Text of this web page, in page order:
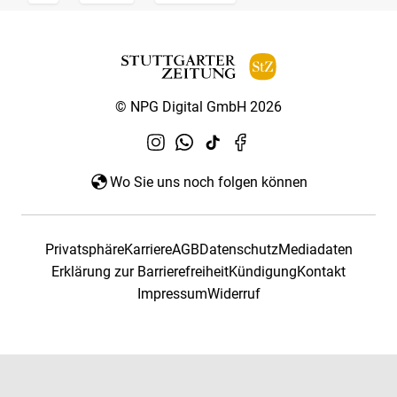
© NPG Digital GmbH 2026
Wo Sie uns noch folgen können
PrivatsphäreKarriereAGBDatenschutzMediadaten
Erklärung zur BarrierefreiheitKündigungKontakt
ImpressumWiderruf